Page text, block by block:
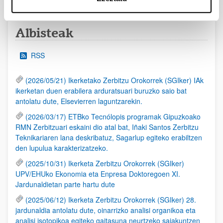
Albisteak
RSS
(2026/05/21) Ikerketako Zerbitzu Orokorrek (SGIker) IAk
ikerketan duen erabilera arduratsuari buruzko saio bat
antolatu dute, Elsevierren laguntzarekin.
(2026/03/17) ETBko Tecnólopis programak Gipuzkoako
RMN Zerbitzuari eskaini dio atal bat, Iñaki Santos Zerbitzu
Teknikariaren lana deskribatuz, Sagarlup egiteko erabiltzen
den lupulua karakterizatzeko.
(2025/10/31) Ikerketa Zerbitzu Orokorrek (SGIker)
UPV/EHUko Ekonomia eta Enpresa Doktoregoen XI.
Jardunaldietan parte hartu dute
(2025/06/12) Ikerketa Zerbitzu Orokorrek (SGIker) 28.
jardunaldia antolatu dute, oinarrizko analisi organikoa eta
analisi isotopikoa egiteko gaitasuna neurtzeko saiakuntzen